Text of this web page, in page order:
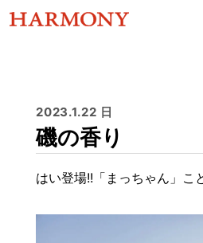
2023.1.22 日
磯の香り
はい登場!!「まっちゃん」こ